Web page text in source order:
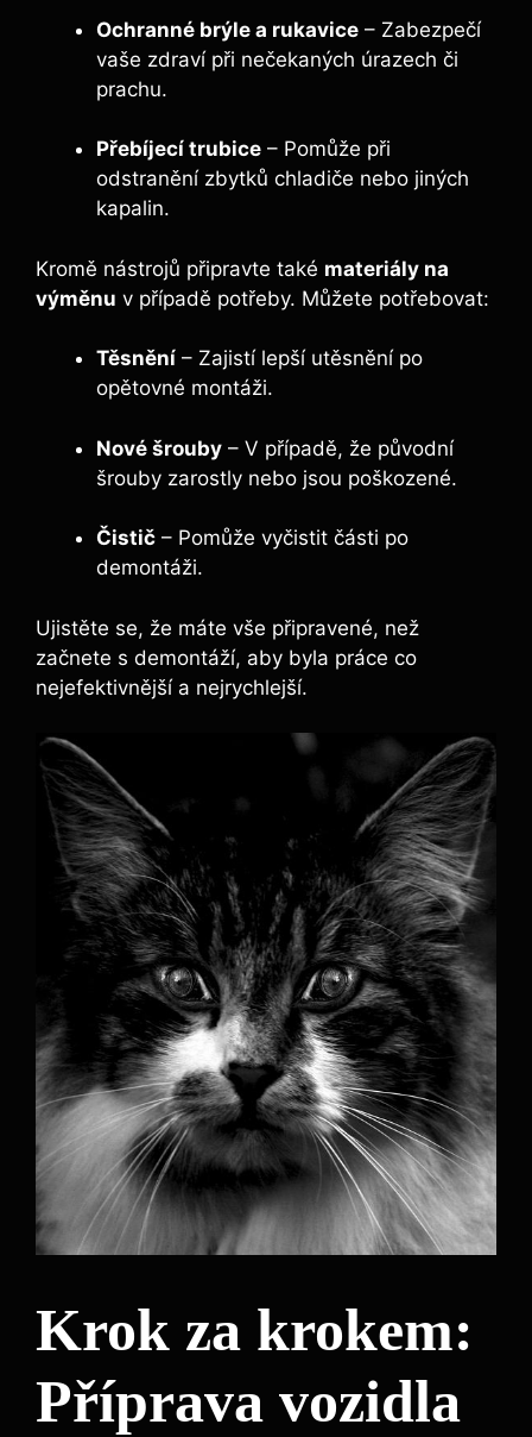
Ochranné brýle a rukavice – Zabezpečí
vaše zdraví při nečekaných úrazech či
prachu.
Přebíjecí trubice – Pomůže při
odstranění zbytků chladiče nebo jiných
kapalin.
Kromě nástrojů připravte také materiály na
výměnu v případě potřeby. Můžete potřebovat:
Těsnění – Zajistí lepší utěsnění po
opětovné montáži.
Nové šrouby – V případě, že původní
šrouby zarostly nebo jsou poškozené.
Čistič – Pomůže vyčistit části po
demontáži.
Ujistěte se, že máte vše připravené, než
začnete s demontáží, aby byla práce co
nejefektivnější a nejrychlejší.
Krok za krokem:
Příprava vozidla